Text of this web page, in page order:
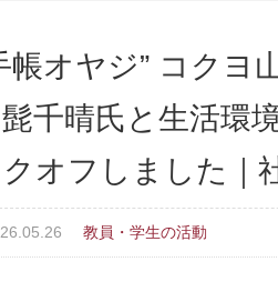
帳オヤジ” コクヨ
千晴氏と生活環
オフしました｜
教員・学生の活動